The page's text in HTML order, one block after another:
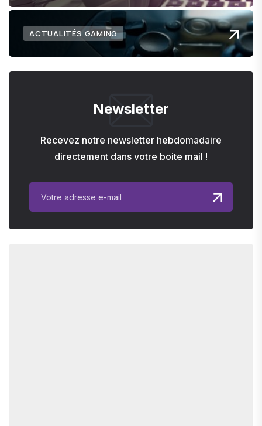
ACTUALITÉS GAMING
Newsletter
Recevez notre newsletter hebdomadaire
directement dans votre boite mail !